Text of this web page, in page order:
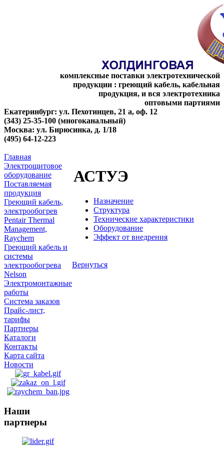
комплексные поставки электротехнической
продукции : греющий кабель, кабельная
продукция, и вся электротехника
оптовыми партиями
Екатеринбург: ул. Пехотинцев, 21 а, оф. 12
(343) 25-35-100 (многоканальный)
Москва: ул. Бирюсинка, д. 1/18
(495) 64-12-223
Главная
Электрощитовое
оборудование
Поставляемая
продукция
Греющий кабель,
электрообогрев
Pentair Thermal
Management,
Raychem
Греющий кабель и
системы
электрообогрева
Nelson
Электромонтажные
работы
Система заказов
Прайс-лист,
тарифы
Партнеры
Каталоги
Контакты
Карта сайта
Новости
Наши
партнеры
АСТУЭ
Назначение
Структура
Технические характеристики
Оборудование
Эффект от внедрения
Вернуться